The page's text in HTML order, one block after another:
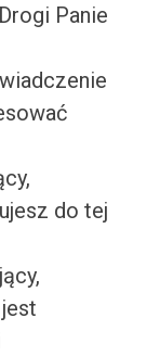
Panie
do tej